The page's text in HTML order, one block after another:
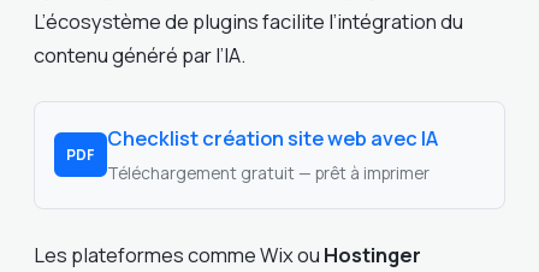
L’écosystème de plugins facilite l’intégration du
contenu généré par l’IA.
PDF
Checklist création site web avec IA
Téléchargement gratuit — prêt à imprimer
Les plateformes comme Wix ou Hostinger